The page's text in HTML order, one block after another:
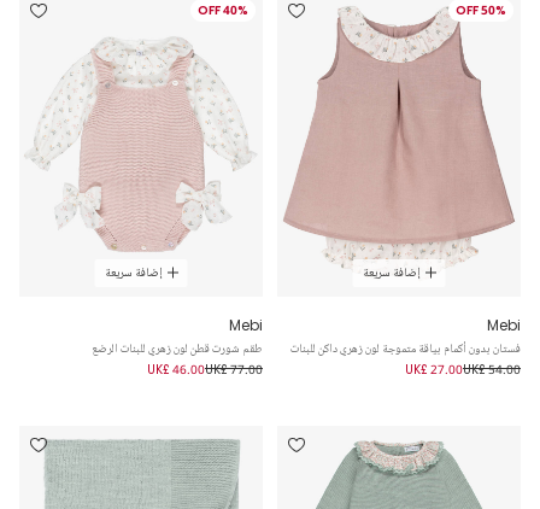
50% OFF
إضافة سريعة
Mebi
فستان بدون أكمام بياقة متموجة لون زهري داكن للبنات
UK£ 54.00
UK£ 27.00
40% OFF
إضافة سريعة
Mebi
طقم شورت قطن لون زهري للبنات الرضع
UK£ 77.00
UK£ 46.00